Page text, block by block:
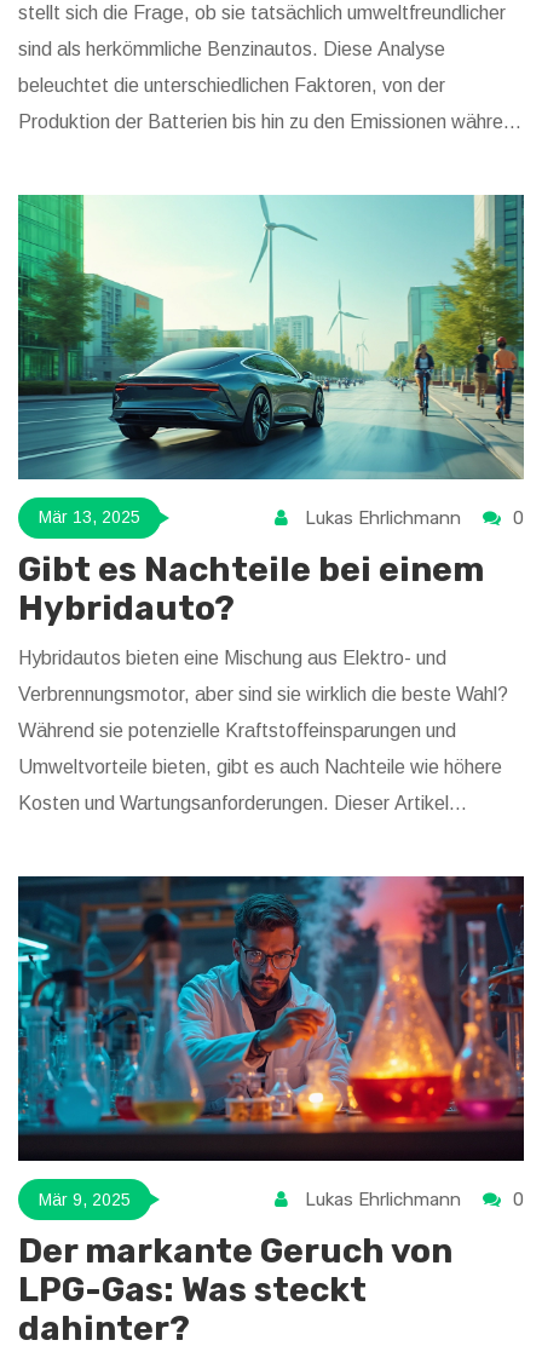
stellt sich die Frage, ob sie tatsächlich umweltfreundlicher
sind als herkömmliche Benzinautos. Diese Analyse
beleuchtet die unterschiedlichen Faktoren, von der
Produktion der Batterien bis hin zu den Emissionen während
Artikel wertvolle Einblicke und Tipps, um fundierte
Entscheidungen beim nächsten Autokauf zu treffen.
Mär 13, 2025 Lukas Ehrlichmann 0
Gibt es Nachteile bei einem
Hybridauto?
Hybridautos bieten eine Mischung aus Elektro- und
Verbrennungsmotor, aber sind sie wirklich die beste Wahl?
Während sie potenzielle Kraftstoffeinsparungen und
Umweltvorteile bieten, gibt es auch Nachteile wie höhere
Kosten und Wartungsanforderungen. Dieser Artikel
standhalten und welche Kompromisse Autofahrer eingehen
müssen. Es wird untersucht, wie sich Hybridfahrzeuge im
Alltag bewähren und ob sie die Erwartungen ihrer Besitzer
erfüllen. Ein praktischer Leitfaden für alle, die über den
Wechsel zu einem Hybridauto nachdenken.
Mär 9, 2025 Lukas Ehrlichmann 0
Der markante Geruch von
LPG-Gas: Was steckt
dahinter?